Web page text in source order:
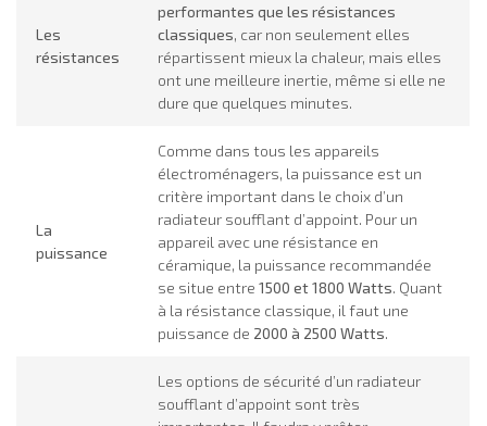
Les
résistances
performantes que les résistances
classiques, car non seulement elles
répartissent mieux la chaleur, mais elles
ont une meilleure inertie, même si elle ne
dure que quelques minutes.
La
puissance
Comme dans tous les appareils
électroménagers, la puissance est un
critère important dans le choix d’un
radiateur soufflant d’appoint. Pour un
appareil avec une résistance en
céramique, la puissance recommandée
se situe entre 1500 et 1800 Watts. Quant
à la résistance classique, il faut une
puissance de 2000 à 2500 Watts.
Les options de sécurité d’un radiateur
soufflant d’appoint sont très